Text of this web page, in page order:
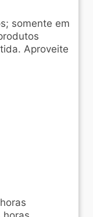
somente em
Aproveite